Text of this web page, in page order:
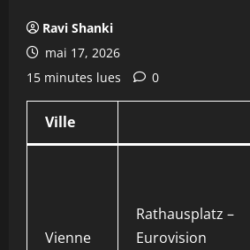
Ravi Shanki
mai 17, 2026
15 minutes lues
0
Ville
Vienne
Rathausplatz –
Eurovision